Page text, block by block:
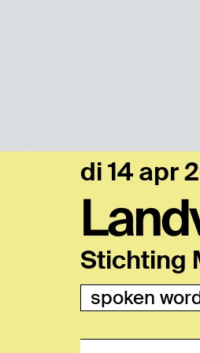
Stichting
di 14 apr
spoken